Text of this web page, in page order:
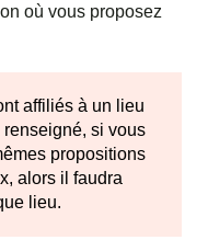
où vous proposez
affiliés à un lieu
si vous
propositions
alors il faudra
lieu.